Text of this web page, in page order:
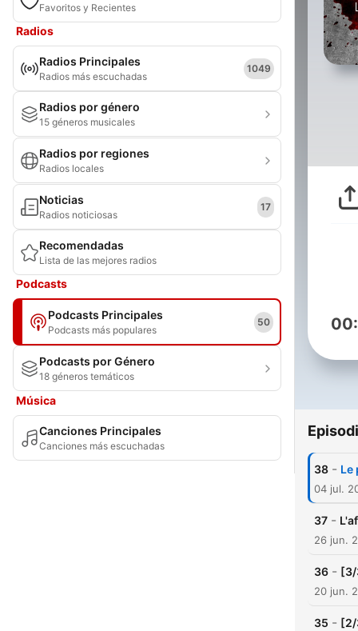
Favoritos y Recientes
Radios
Radios Principales
Radios más escuchadas
1049
Radios por género
15 géneros musicales
Radios por regiones
Radios locales
Noticias
Radios noticiosas
17
Recomendadas
Lista de las mejores radios
Podcasts
Podcasts Principales
Podcasts más populares
50
Podcasts por Género
18 géneros temáticos
Música
Canciones Principales
Canciones más escuchadas
38 - Le
04 jul.
37 -
26 jun.
36 - [3/
20 jun.
35 - [2/